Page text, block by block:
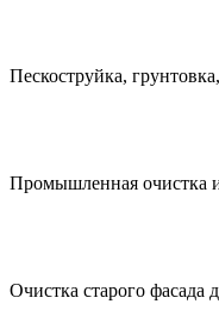
Пескоструйка,
Промышленная очистка
Очистка старого фасада